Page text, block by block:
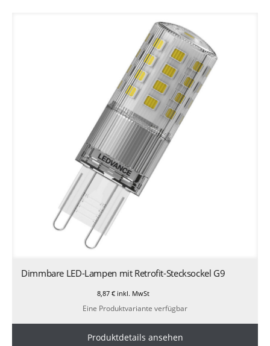
Dimmbare LED-Lampen mit Retrofit-Stecksockel G9
8,87 €inkl. MwSt
Eine Produktvariante verfügbar
Produktdetails ansehen